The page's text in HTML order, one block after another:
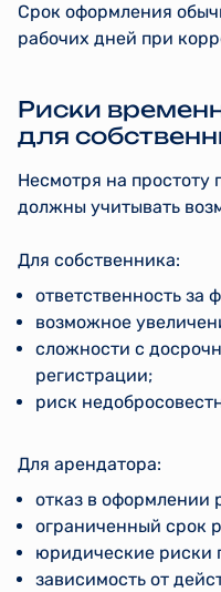
Срок оформления
рабочих дней при
Риски
для
Несмотря на простоту
должны учитывать
Для собственника:
ответственность за
возможное
сложности с
регистрации;
риск
Для арендатора:
отказ в оформлении
ограниченный срок
юридические риски
зависимость от